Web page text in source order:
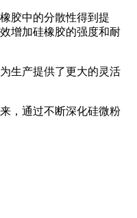
胶中的分散性得到提
增加硅橡胶的强度和耐
生产提供了更大的灵活
，通过不断深化硅微粉